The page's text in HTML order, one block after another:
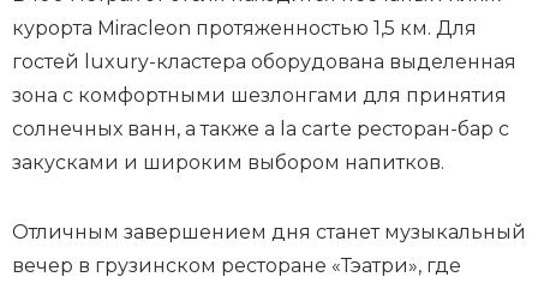
курорта Miracleon протяженностью 1,5 км. Для
гостей luxury-кластера оборудована выделенная
зона с комфортными шезлонгами для принятия
солнечных ванн, а также a la carte ресторан-бар с
закусками и широким выбором напитков.
Отличным завершением дня станет музыкальный
вечер в грузинском ресторане «Тэатри», где